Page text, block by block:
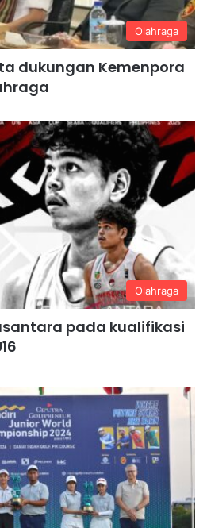
Olahraga
dukungan Kemenpora
Olahraga
pada kualifikasi